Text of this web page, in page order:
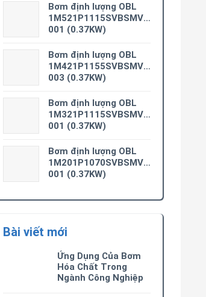
hạng 5.005
sao
Bơm định lượng OBL
1M521P1115SVBSMV0M3-
001 (0.37KW)
Bơm định lượng OBL
1M421P1155SVBSMV0M3-
003 (0.37KW)
Bơm định lượng OBL
1M321P1115SVBSMV0M3-
001 (0.37KW)
Bơm định lượng OBL
1M201P1070SVBSMV0M3-
001 (0.37KW)
Bài viết mới
Ứng Dụng Của Bơm
Hóa Chất Trong
Ngành Công Nghiệp